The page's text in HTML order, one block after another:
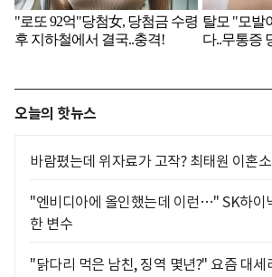
오늘의 핫뉴스
바람폈는데 위자료가 고작? 최태원 이혼
"엔비디아에 올인했는데 이런…" SK하이
한 변수
"닭다리 먹은 남친, 징역 몇년?" 요즘 대세